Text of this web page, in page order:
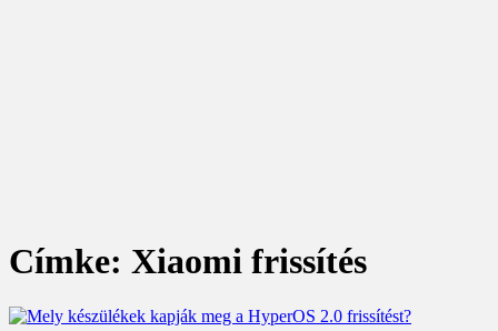
Címke: Xiaomi frissítés